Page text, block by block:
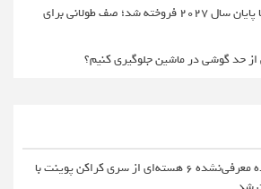
تمامی محصولات فراری تا پایان سال ۲۰۲۷ فروخته شد؛ صف طولانی برای
حد گوشی در ماشین جلوگیری کنیم؟
پردازنده معرفی‌نشده 6 هسته‌ای از سری کراکن پوینت با